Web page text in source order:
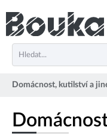
Domácnost, kutilství a